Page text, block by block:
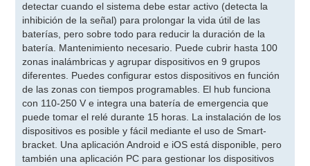
detectar cuando el sistema debe estar activo (detecta la
inhibición de la señal) para prolongar la vida útil de las
baterías, pero sobre todo para reducir la duración de la
batería. Mantenimiento necesario. Puede cubrir hasta 100
zonas inalámbricas y agrupar dispositivos en 9 grupos
diferentes. Puedes configurar estos dispositivos en función
de las zonas con tiempos programables. El hub funciona
con 110-250 V e integra una batería de emergencia que
puede tomar el relé durante 15 horas. La instalación de los
dispositivos es posible y fácil mediante el uso de Smart-
bracket. Una aplicación Android e iOS está disponible, pero
también una aplicación PC para gestionar los dispositivos